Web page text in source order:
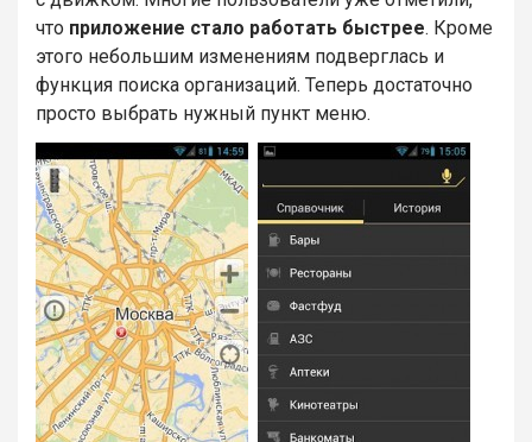
что приложение стало работать быстрее. Кроме
этого небольшим изменениям подверглась и
функция поиска организаций. Теперь достаточно
просто выбрать нужный пункт меню.